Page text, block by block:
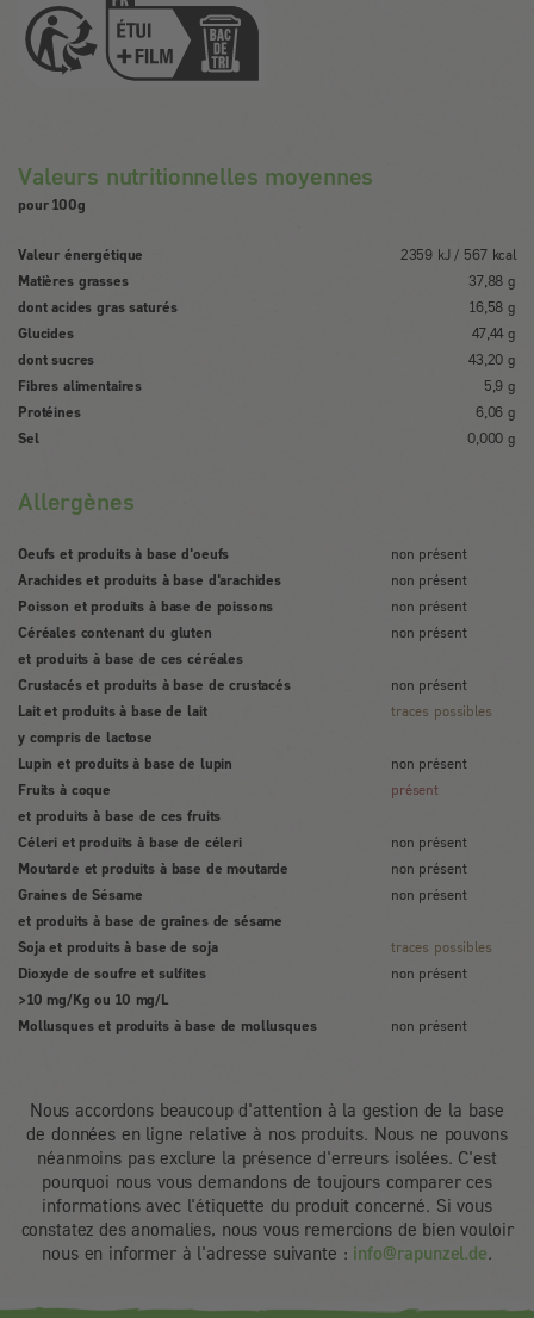
Valeurs nutritionnelles moyennes
pour 100g
Valeur énergétique
2359 kJ / 567 kcal
Matières grasses
37,88 g
dont acides gras saturés
16,58 g
Glucides
47,44 g
dont sucres
43,20 g
Fibres alimentaires
5,9 g
Protéines
6,06 g
Sel
0,000 g
Allergènes
Oeufs et produits à base d'oeufs
non présent
Arachides et produits à base d'arachides
non présent
Poisson et produits à base de poissons
non présent
Céréales contenant du gluten
et produits à base de ces céréales
non présent
Crustacés et produits à base de crustacés
non présent
Lait et produits à base de lait
y compris de lactose
traces possibles
Lupin et produits à base de lupin
non présent
Fruits à coque
et produits à base de ces fruits
présent
Céleri et produits à base de céleri
non présent
Moutarde et produits à base de moutarde
non présent
Graines de Sésame
et produits à base de graines de sésame
non présent
Soja et produits à base de soja
traces possibles
Dioxyde de soufre et sulfites
>10 mg/Kg ou 10 mg/L
non présent
Mollusques et produits à base de mollusques non présent
Nous accordons beaucoup d'attention à la gestion de la base
de données en ligne relative à nos produits. Nous ne pouvons
néanmoins pas exclure la présence d'erreurs isolées. C'est
pourquoi nous vous demandons de toujours comparer ces
informations avec l'étiquette du produit concerné. Si vous
constatez des anomalies, nous vous remercions de bien vouloir
nous en informer à l'adresse suivante : info@rapunzel.de.